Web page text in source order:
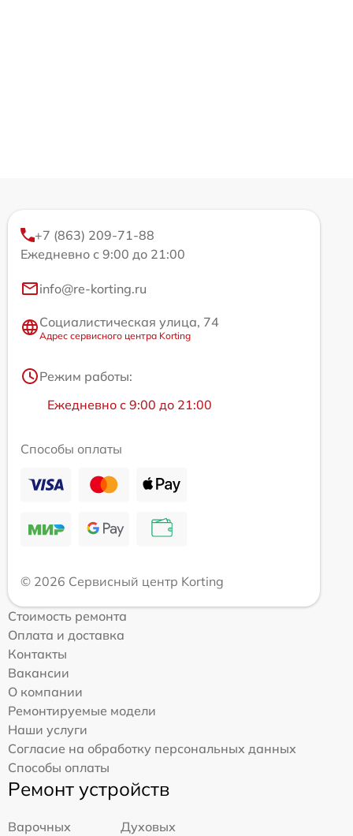
+7 (863) 209-71-88
Ежедневно с 9:00 до 21:00
info@re-korting.ru
Социалистическая улица, 74
Адрес сервисного центра Korting
Режим работы:
Ежедневно с 9:00 до 21:00
Способы оплаты
© 2026 Сервисный центр Korting
Стоимость ремонта
Оплата и доставка
Контакты
Вакансии
О компании
Ремонтируемые модели
Наши услуги
Согласие на обработку персональных данных
Способы оплаты
Ремонт устройств
Варочных
Духовых